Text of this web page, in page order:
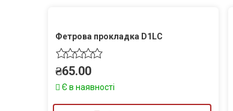
Фетрова прокладка D1LC
₴65.00
Є в наявності